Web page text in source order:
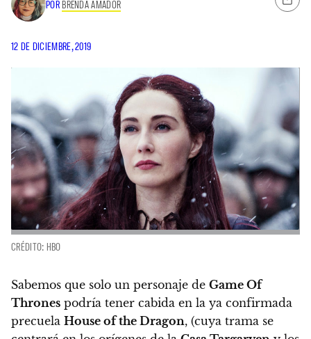
POR BRENDA AMADOR
12 DE DICIEMBRE, 2019
CRÉDITO: HBO
Sabemos que solo un personaje de Game Of
Thrones podría tener cabida en la ya confirmada
precuela House of the Dragon, (cuya trama se